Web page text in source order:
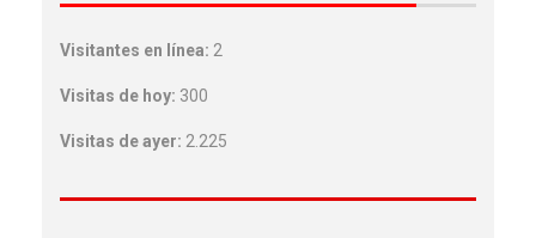
Visitantes en línea: 2
Visitas de hoy: 300
Visitas de ayer: 2.225